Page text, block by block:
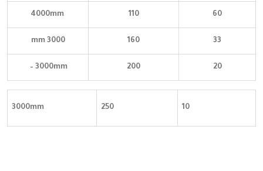
60
110
4000mm
33
160
3000 mm
20
200
3000mm –
10
250